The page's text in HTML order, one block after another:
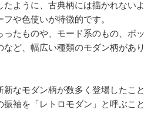
たように、古典柄には描かれないよ
や色使いが特徴的です。
ったものや、モード系のもの、ポッ
など、幅広い種類のモダン柄があり
新なモダン柄が数多く登場したこと
振袖を「レトロモダン」と呼ぶこと